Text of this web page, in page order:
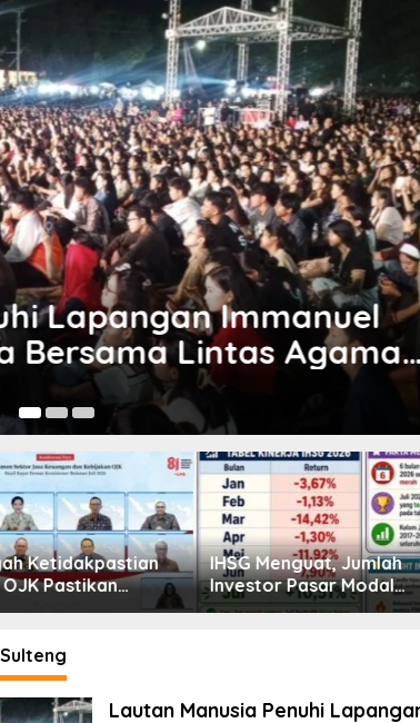
,Sulteng
Gempa, BAMAG &
Bantuan ke Pengungsian
Jumlah
Pasar Modal
Pembiayaan Tumbuh
Positif, Ini Kondisi
Sektor PVML hingga
Lautan Manusia Penuhi